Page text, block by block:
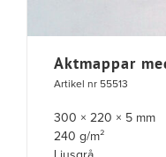
Aktmappar
Artikel nr 55513
300 × 220 × 5 mm
240 g/m²